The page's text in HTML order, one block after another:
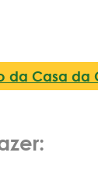
da Casa